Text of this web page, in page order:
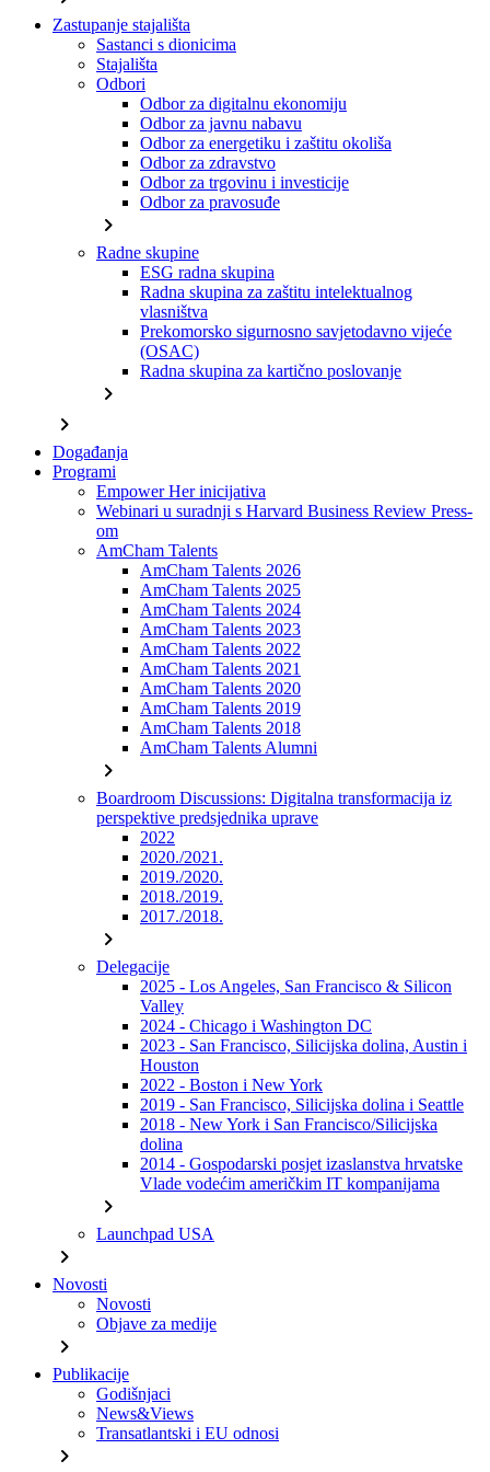
Zastupanje stajališta
Sastanci s dionicima
Stajališta
Odbori
Odbor za digitalnu ekonomiju
Odbor za javnu nabavu
Odbor za energetiku i zaštitu okoliša
Odbor za zdravstvo
Odbor za trgovinu i investicije
Odbor za pravosuđe
chevron_right
Radne skupine
ESG radna skupina
Radna skupina za zaštitu intelektualnog
vlasništva
Prekomorsko sigurnosno savjetodavno vijeće
(OSAC)
Radna skupina za kartično poslovanje
chevron_right
chevron_right
Događanja
Programi
Empower Her inicijativa
Webinari u suradnji s Harvard Business Review Press-
om
AmCham Talents
AmCham Talents 2026
AmCham Talents 2025
AmCham Talents 2024
AmCham Talents 2023
AmCham Talents 2022
AmCham Talents 2021
AmCham Talents 2020
AmCham Talents 2019
AmCham Talents 2018
AmCham Talents Alumni
chevron_right
Boardroom Discussions: Digitalna transformacija iz
perspektive predsjednika uprave
2022
2020./2021.
2019./2020.
2018./2019.
2017./2018.
chevron_right
Delegacije
2025 - Los Angeles, San Francisco & Silicon
Valley
2024 - Chicago i Washington DC
2023 - San Francisco, Silicijska dolina, Austin i
Houston
2022 - Boston i New York
2019 - San Francisco, Silicijska dolina i Seattle
2018 - New York i San Francisco/Silicijska
dolina
2014 - Gospodarski posjet izaslanstva hrvatske
Vlade vodećim američkim IT kompanijama
chevron_right
Launchpad USA
chevron_right
Novosti
Novosti
Objave za medije
chevron_right
Publikacije
Godišnjaci
News&Views
Transatlantski i EU odnosi
chevron_right